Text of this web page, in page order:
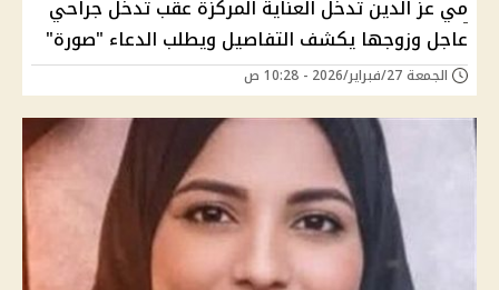
مي عز الدين تدخل العناية المركزة عقب تدخل جراحي
عاجل وزوجها يكشف التفاصيل ويطلب الدعاء "صورة"
الجمعة 27/فبراير/2026 - 10:28 ص